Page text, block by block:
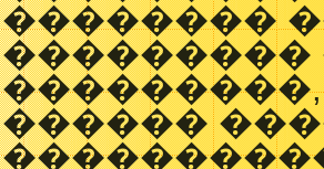
��������
���������
������